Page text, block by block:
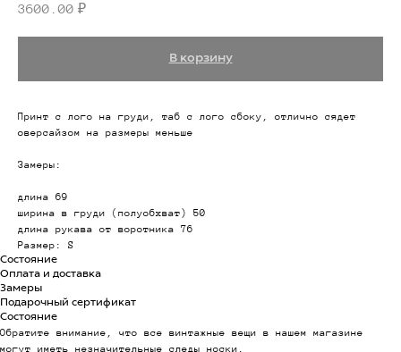
3600.00 ₽
В корзину
Принт с лого на груди, таб с лого сбоку, отлично сядет
оверсайзом на размеры меньше
Замеры:
длина 69
ширина в груди (полуобхват) 50
длина рукава от воротника 76
Размер: S
Состояние
Оплата и доставка
Замеры
Подарочный сертификат
Состояние
Обратите внимание, что все винтажные вещи в нашем магазине
могут иметь незначительные следы носки.